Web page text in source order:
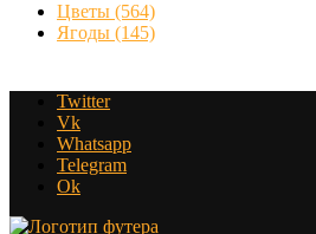
Цветы (564)
Ягоды (145)
Twitter
Vk
Whatsapp
Telegram
Ok